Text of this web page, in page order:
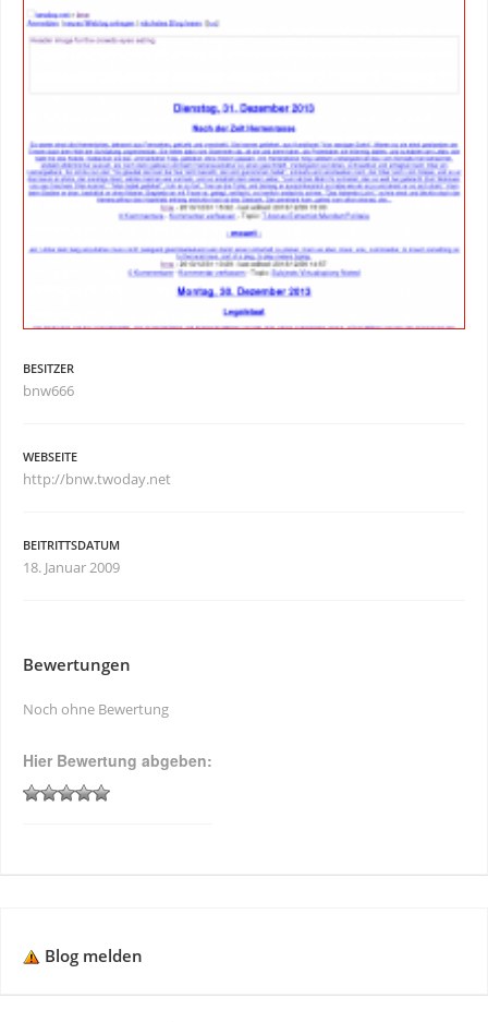
BESITZER
bnw666
WEBSEITE
http://bnw.twoday.net
BEITRITTSDATUM
18. Januar 2009
Bewertungen
Noch ohne Bewertung
Hier Bewertung abgeben:
Blog melden